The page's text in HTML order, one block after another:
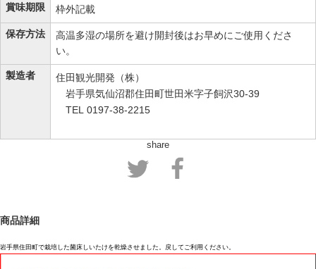
賞味期限 枠外記載
保存方法
高温多湿の場所を避け開封後はお早めにご使用くださ
い。
製造者
住田観光開発（株）
岩手県気仙沼郡住田町世田米字子飼沢30-39
TEL 0197-38-2215
share
商品詳細
岩手県住田町で栽培した菌床しいたけを乾燥させました。戻してご利用ください。